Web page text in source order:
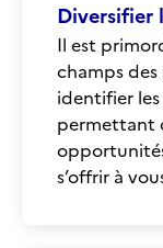
Diversifier
Il est
champs des
identifier
permettant
s’offrir à